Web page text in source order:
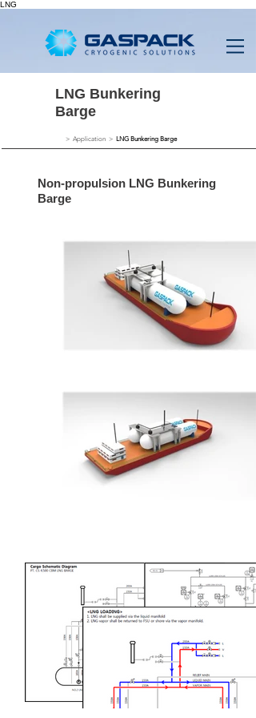
LNG
LNG Bunkering
Barge
> Application > LNG Bunkering Barge
Non-propulsion LNG Bunkering
Barge